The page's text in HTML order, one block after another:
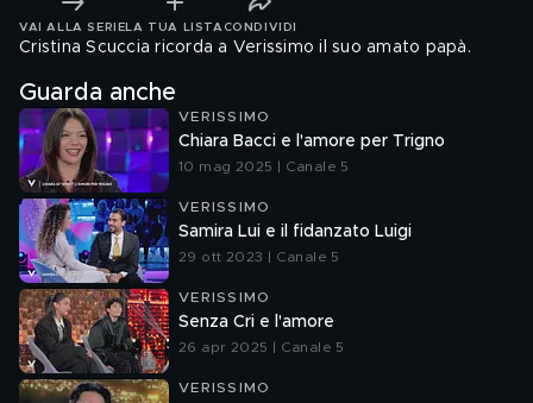
VAI ALLA SERIE LA TUA LISTA CONDIVIDI
Cristina Scuccia ricorda a Verissimo il suo amato papà.
Guarda anche
VERISSIMO
Chiara Bacci e l'amore per Trigno
10 mag 2025 | Canale 5
VERISSIMO
Samira Lui e il fidanzato Luigi
29 ott 2023 | Canale 5
VERISSIMO
Senza Cri e l'amore
26 apr 2025 | Canale 5
VERISSIMO